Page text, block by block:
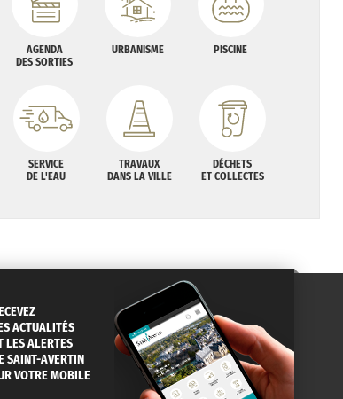
AGENDA
DES SORTIES
URBANISME PISCINE
SERVICE
DE L'EAU
TRAVAUX
DANS LA VILLE
DÉCHETS
ET COLLECTES
ACTUALITÉS
LES ALERTES
SAINT-AVERTIN
VOTRE MOBILE